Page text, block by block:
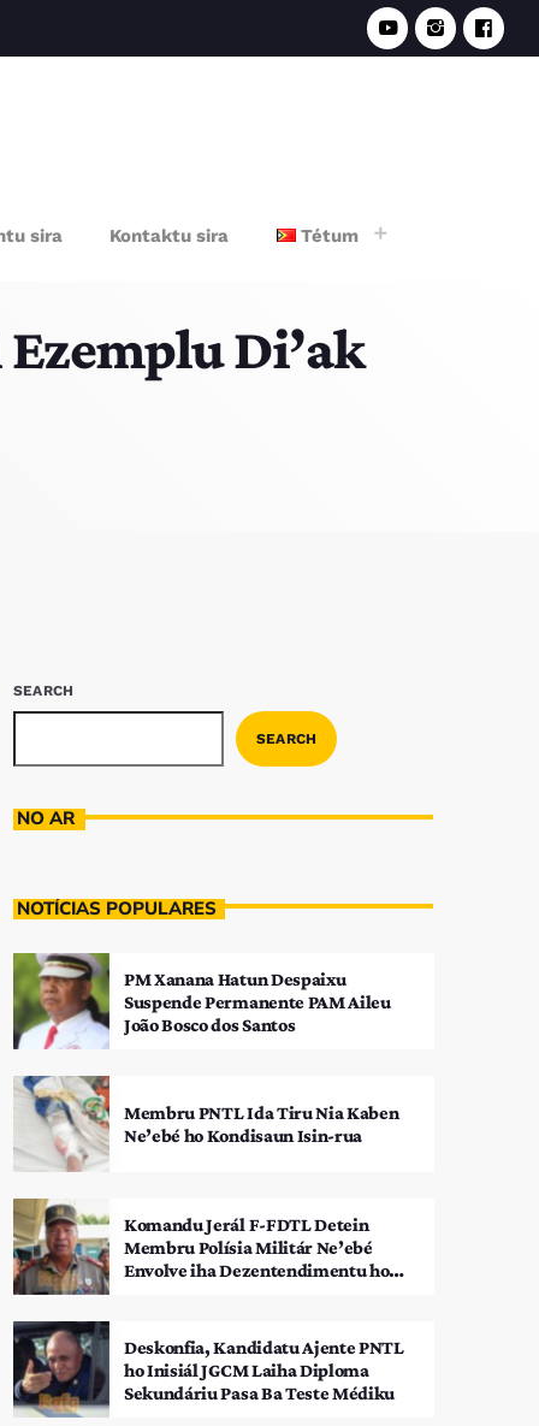
sira Kontaktu sira Tétum
Di’ak
SEARCH
SEARCH
NO AR
NOTÍCIAS POPULARES
PM Xanana Hatun Despaixu
Suspende Permanente PAM Aileu
João Bosco dos Santos
Membru PNTL Ida Tiru Nia Kaben
Ne’ebé ho Kondisaun Isin-rua
Komandu Jerál F-FDTL Detein
Membru Polísia Militár Ne’ebé
Envolve iha Dezentendimentu ho
Deskonfia, Kandidatu Ajente PNTL
ho Inisiál JGCM Laiha Diploma
Sekundáriu Pasa Ba Teste Médiku